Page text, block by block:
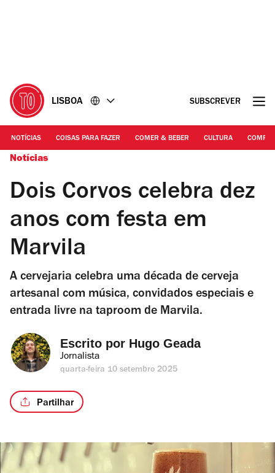
LISBOA SUBSCREVER
NOTÍCIAS COISAS PARA FAZER COMER & BEBER CULTURA
Notícias
Dois Corvos celebra dez
anos com festa em
Marvila
A cervejaria celebra uma década de cerveja
artesanal com música, convidados especiais e
entrada livre na taproom de Marvila.
Escrito por Hugo Geada
Jornalista
quarta-feira 10 setembro 2025
Partilhar